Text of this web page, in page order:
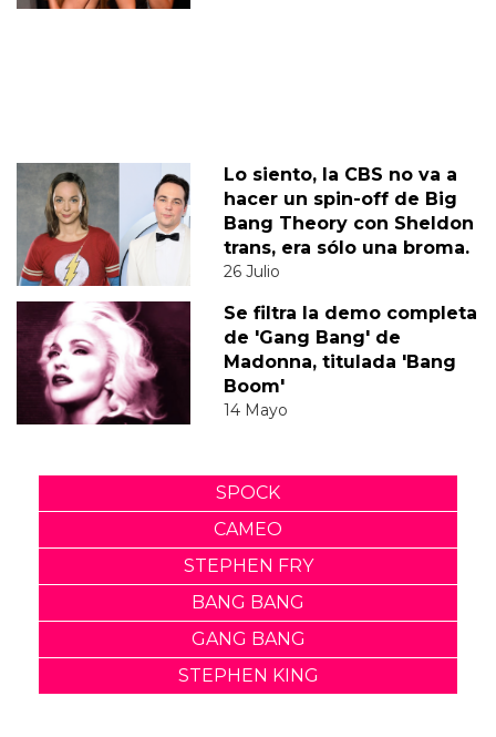
Lo siento, la CBS no va a
hacer un spin-off de Big
Bang Theory con Sheldon
trans, era sólo una broma.
26 Julio
Se filtra la demo completa
de 'Gang Bang' de
Madonna, titulada 'Bang
Boom'
14 Mayo
SPOCK
CAMEO
STEPHEN FRY
BANG BANG
GANG BANG
STEPHEN KING